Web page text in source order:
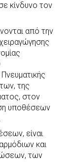
κίνδυνο τον
από την
της
στον
υποθέσεων
είναι
και
των